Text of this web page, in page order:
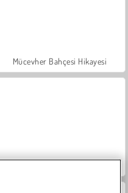
Mücevher Bahçesi Hikayesi